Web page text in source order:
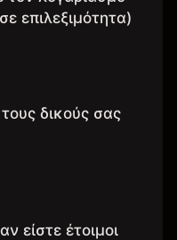
επιλεξιμότητα)
δικούς σας
είστε έτοιμοι